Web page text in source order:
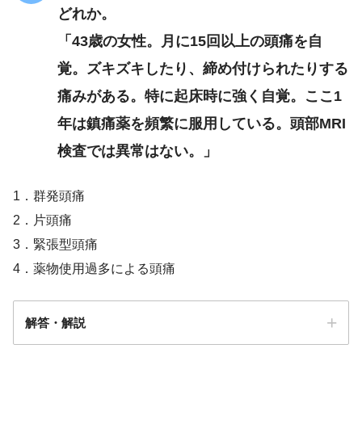
どれか。
「43歳の女性。月に15回以上の頭痛を自
覚。ズキズキしたり、締め付けられたりする
痛みがある。特に起床時に強く自覚。ここ1
年は鎮痛薬を頻繁に服用している。頭部MRI
検査では異常はない。」
1．群発頭痛
2．片頭痛
3．緊張型頭痛
4．薬物使用過多による頭痛
解答・解説